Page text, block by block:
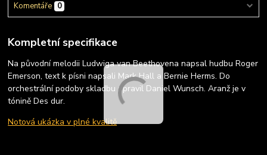
Komentáře 0
Kompletní specifikace
Na původní melodii Ludwiga van Beethovena napsal hudbu Roger
Emerson, text k písni napsali Mark Hall a Bernie Herms. Do
orchestrální podoby skladbu upravil Daniel Wunsch. Aranž je v
tónině Des dur.
Notová ukázka v plné kvalitě